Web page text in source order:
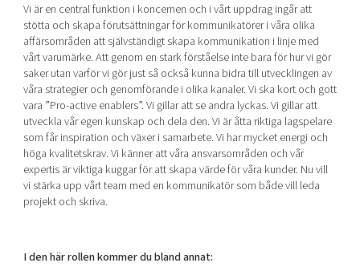
Vi är en central funktion i koncernen och i vårt uppdrag ingår att
stötta och skapa förutsättningar för kommunikatörer i våra olika
affärsområden att självständigt skapa kommunikation i linje med
vårt varumärke. Att genom en stark förståelse inte bara för hur vi gör
saker utan varför vi gör just så också kunna bidra till utvecklingen av
våra strategier och genomförande i olika kanaler. Vi ska kort och gott
vara ”Pro-active enablers”. Vi gillar att se andra lyckas. Vi gillar att
utveckla vår egen kunskap och dela den. Vi är åtta riktiga lagspelare
som får inspiration och växer i samarbete. Vi har mycket energi och
höga kvalitetskrav. Vi känner att våra ansvarsområden och vår
expertis är viktiga kuggar för att skapa värde för våra kunder. Nu vill
vi stärka upp vårt team med en kommunikatör som både vill leda
projekt och skriva.
I den här rollen kommer du bland annat: